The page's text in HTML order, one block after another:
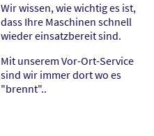
Wir wissen, wie wichtig es ist,
dass Ihre Maschinen schnell
wieder einsatzbereit sind.
Mit unserem Vor-Ort-Service
sind wir immer dort wo es
"brennt"..